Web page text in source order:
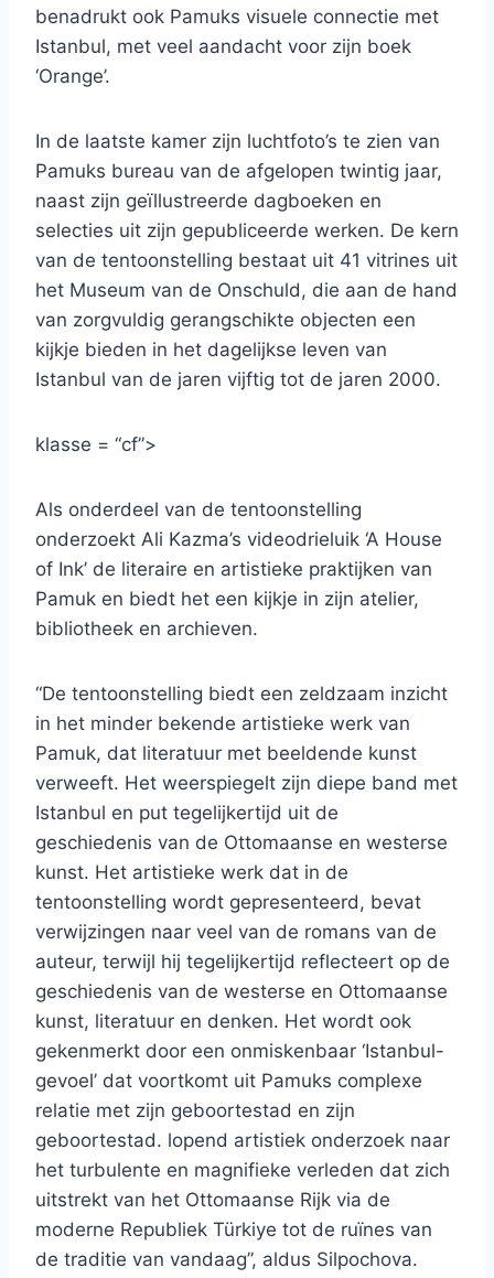
benadrukt ook Pamuks visuele connectie met
Istanbul, met veel aandacht voor zijn boek
‘Orange’.
In de laatste kamer zijn luchtfoto’s te zien van
Pamuks bureau van de afgelopen twintig jaar,
naast zijn geïllustreerde dagboeken en
selecties uit zijn gepubliceerde werken. De kern
van de tentoonstelling bestaat uit 41 vitrines uit
het Museum van de Onschuld, die aan de hand
van zorgvuldig gerangschikte objecten een
kijkje bieden in het dagelijkse leven van
Istanbul van de jaren vijftig tot de jaren 2000.
klasse = “cf”>
Als onderdeel van de tentoonstelling
onderzoekt Ali Kazma’s videodrieluik ‘A House
of Ink’ de literaire en artistieke praktijken van
Pamuk en biedt het een kijkje in zijn atelier,
bibliotheek en archieven.
“De tentoonstelling biedt een zeldzaam inzicht
in het minder bekende artistieke werk van
Pamuk, dat literatuur met beeldende kunst
verweeft. Het weerspiegelt zijn diepe band met
Istanbul en put tegelijkertijd uit de
geschiedenis van de Ottomaanse en westerse
kunst. Het artistieke werk dat in de
tentoonstelling wordt gepresenteerd, bevat
verwijzingen naar veel van de romans van de
auteur, terwijl hij tegelijkertijd reflecteert op de
geschiedenis van de westerse en Ottomaanse
kunst, literatuur en denken. Het wordt ook
gekenmerkt door een onmiskenbaar ‘Istanbul-
gevoel’ dat voortkomt uit Pamuks complexe
relatie met zijn geboortestad en zijn
geboortestad. lopend artistiek onderzoek naar
het turbulente en magnifieke verleden dat zich
uitstrekt van het Ottomaanse Rijk via de
moderne Republiek Türkiye tot de ruïnes van
de traditie van vandaag”, aldus Silpochova.